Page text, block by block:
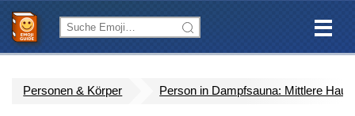
Personen & Körper Person in Dampfsauna: Mittlere